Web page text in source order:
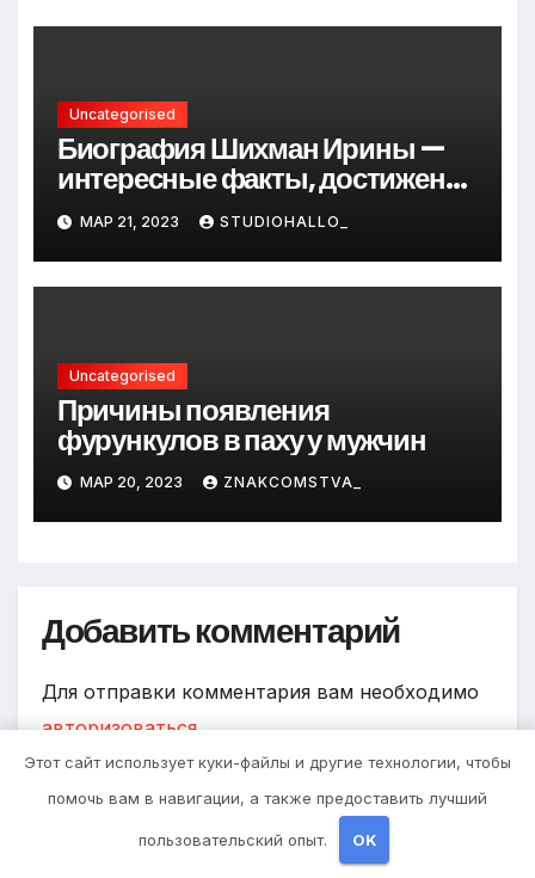
Uncategorised
Биография Шихман Ирины —
интересные факты, достижения
и путь к успеху
МАР 21, 2023 STUDIOHALLO_
Uncategorised
Причины появления
фурункулов в паху у мужчин
МАР 20, 2023 ZNAKCOMSTVA_
Добавить комментарий
Для отправки комментария вам необходимо
авторизоваться.
Этот сайт использует куки-файлы и другие технологии, чтобы
помочь вам в навигации, а также предоставить лучший
пользовательский опыт. OK